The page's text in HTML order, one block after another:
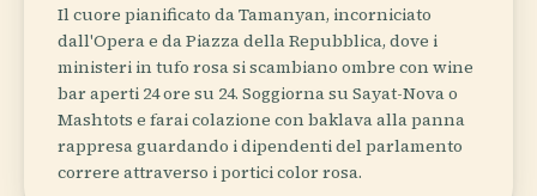
Il cuore pianificato da Tamanyan, incorniciato
dall'Opera e da Piazza della Repubblica, dove i
ministeri in tufo rosa si scambiano ombre con wine
bar aperti 24 ore su 24. Soggiorna su Sayat-Nova o
Mashtots e farai colazione con baklava alla panna
rappresa guardando i dipendenti del parlamento
correre attraverso i portici color rosa.